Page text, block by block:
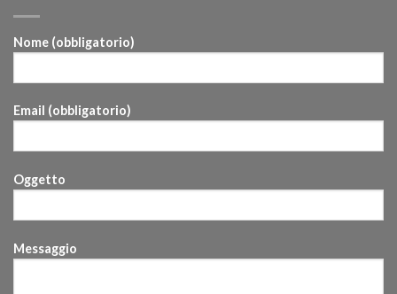
Nome (obbligatorio)
Email (obbligatorio)
Oggetto
Messaggio